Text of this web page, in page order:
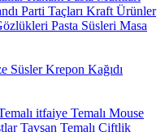
Parti Taçları Kraft Ürünler
Pasta Süsleri Masa
SüslerKrepon Kağıdı
itfaiye Temalı Mouse
Tavşan Temalı Çiftlik